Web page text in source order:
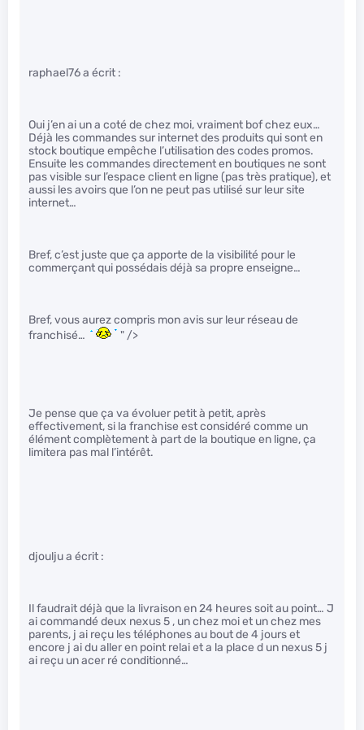
raphael76 a écrit :
Oui j’en ai un a coté de chez moi, vraiment bof chez eux…
Déjà les commandes sur internet des produits qui sont en
stock boutique empêche l’utilisation des codes promos.
Ensuite les commandes directement en boutiques ne sont
pas visible sur l’espace client en ligne (pas très pratique), et
aussi les avoirs que l’on ne peut pas utilisé sur leur site
internet…
Bref, c’est juste que ça apporte de la visibilité pour le
commerçant qui possédais déjà sa propre enseigne…
Bref, vous aurez compris mon avis sur leur réseau de
franchisé…
" />
Je pense que ça va évoluer petit à petit, après
effectivement, si la franchise est considéré comme un
élément complètement à part de la boutique en ligne, ça
limitera pas mal l’intérêt.
djoulju a écrit :
Il faudrait déjà que la livraison en 24 heures soit au point… J
ai commandé deux nexus 5 , un chez moi et un chez mes
parents, j ai reçu les téléphones au bout de 4 jours et
encore j ai du aller en point relai et a la place d un nexus 5 j
ai reçu un acer ré conditionné…